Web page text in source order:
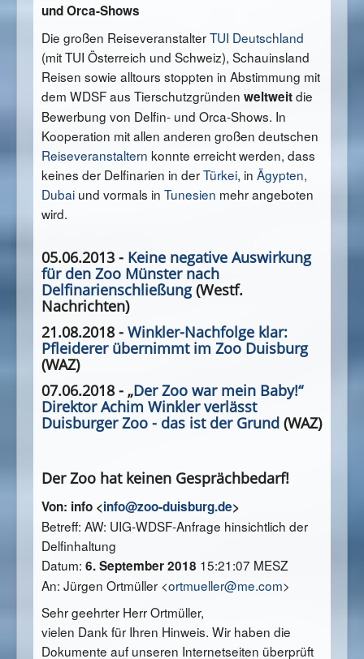
und Orca-Shows
Die großen ReiseveranstalterTUI Deutschland
(mit TUI Österreich und Schweiz), Schauinsland
Reisen sowie alltours stoppten in Abstimmung mit
dem WDSF aus Tierschutzgründen weltweitdie
Bewerbung von Delfin- und Orca-Shows. In
Kooperation mit allen anderen großen deutschen
Reiseveranstaltern konnte erreicht werden, dass
keines der Delfinarien in derTürkei, in Ägypten,
Dubai und vormals in Tunesien mehr angeboten
wird.
05.06.2013 - Keine negative Auswirkung
für den Zoo Münster nach
Delfinarienschließung(Westf.
Nachrichten)
21.08.2018 - Winkler-Nachfolge klar:
Pfleiderer übernimmt im Zoo Duisburg
(WAZ)
07.06.2018 - „Der Zoo war mein Baby!“
Direktor Achim Winkler verlässt
Duisburger Zoo - das ist der Grund (WAZ)
Der Zoo hat keinen Gesprächbedarf!
Von: info <info@zoo-duisburg.de>
Betreff: AW: UIG-WDSF-Anfrage hinsichtlich der
Delfinhaltung
Datum: 6. September 2018 15:21:07 MESZ
An: Jürgen Ortmüller <ortmueller@me.com>
Sehr geehrter Herr Ortmüller,
vielen Dank für Ihren Hinweis. Wir haben die
Dokumente auf unseren Internetseiten überprüft